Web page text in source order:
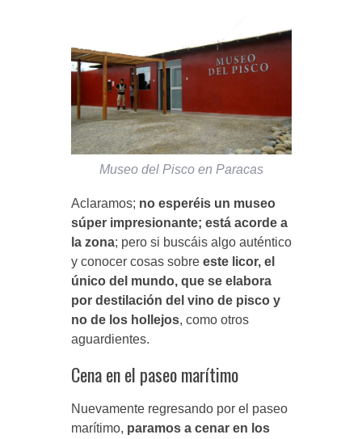
Museo del Pisco en Paracas
Aclaramos; no esperéis un museo
súper impresionante; está acorde a
la zona; pero si buscáis algo auténtico
y conocer cosas sobre este licor, el
único del mundo, que se elabora
por destilación del vino de pisco y
no de los hollejos, como otros
aguardientes.
Cena en el paseo marítimo
Nuevamente regresando por el paseo
marítimo, paramos a cenar en los